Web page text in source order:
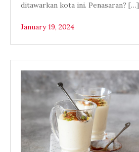
ditawarkan kota ini. Penasaran? […]
January 19, 2024